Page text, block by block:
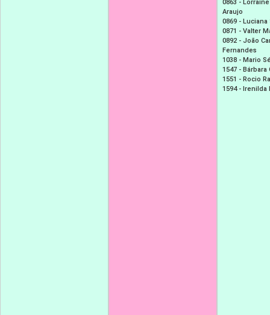
0863 -
Araujo
0869 - Luciana
0871 - Valter
0892 - João
Fernandes
1038 - Mario
1547 - Bárbara
1551 - Rocio
1594 - Irenilda